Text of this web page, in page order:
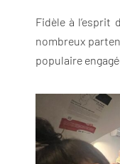
Fidèle à l’esprit
nombreux
populaire